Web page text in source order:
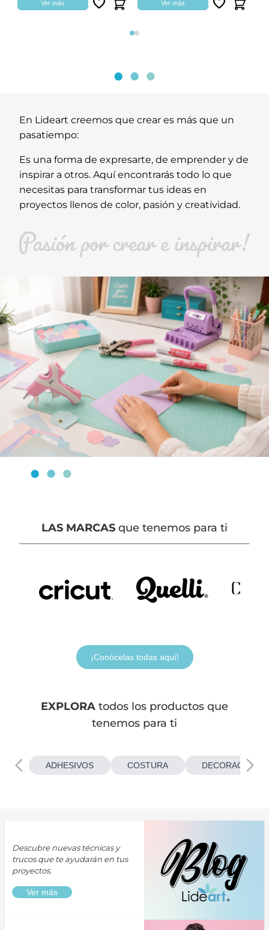
Ver más Ver más
Página 1
Página 2
En Lideart creemos que crear es más que un
pasatiempo:
Es una forma de expresarte, de emprender y de
inspirar a otros. Aquí encontrarás todo lo que
necesitas para transformar tus ideas en
proyectos llenos de color, pasión y creatividad.
LAS MARCAS que tenemos para ti
¡Conócelas todas aquí!
EXPLORA todos los productos que
tenemos para ti
ADHESIVOS COSTURA
Descubre nuevas técnicas y
trucos que te ayudarán en tus
proyectos.
Ver más